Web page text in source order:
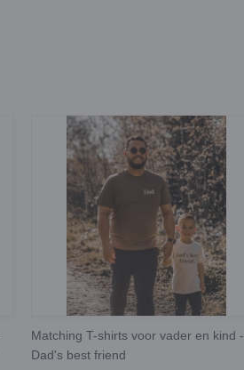
Matching T-shirts voor vader en kind -
Dad's best friend